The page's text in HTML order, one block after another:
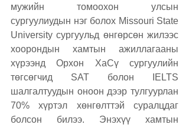
мужийн томоохон улсын
сургуулиудын нэг болох Missouri State
University сургуульд өнгөрсөн жилээс
хоорондын хамтын ажиллагааны
хүрээнд Орхон ХаСү сургуулийн
төгсөгчид SAT болон IELTS
шалгалтуудын оноон дээр тулгуурлан
70% хүртэл хөнгөлттэй суралцдаг
болсон билээ. Энэхүү хамтын